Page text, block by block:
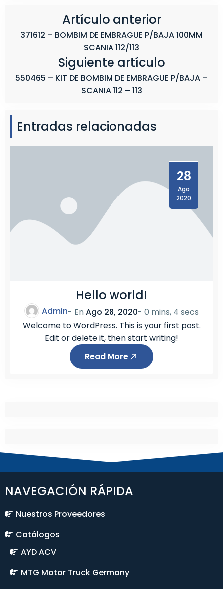
1
Artículo anterior
371612 – BOMBIM DE EMBRAGUE P/BAJA 100MM
SCANIA 112/113
Siguiente artículo
550465 – KIT DE BOMBIM DE EMBRAGUE P/BAJA –
SCANIA 112 – 113
Entradas relacionadas
28
Ago
2020
Hello world!
Admin- EnAgo 28, 2020- 0 mins, 4 secs
Welcome to WordPress. This is your first post.
Edit or delete it, then start writing!
Read More
NAVEGACIÓN RÁPIDA
Nuestros Proveedores
Catálogos
AYD ACV
MTG Motor Truck Germany